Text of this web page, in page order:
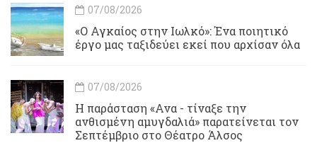
07/08/2026
«Ο Αγκαίος στην Ιωλκό»: Ένα ποιητικό
έργο μας ταξιδεύει εκεί που αρχίσαν όλα
07/08/2026
Η παράσταση «Ανα - τίναξε την
ανθισμένη αμυγδαλιά» παρατείνεται τον
Σεπτέμβριο στο Θέατρο Άλσος